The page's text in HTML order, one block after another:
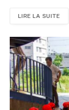
LIRE LA SUITE